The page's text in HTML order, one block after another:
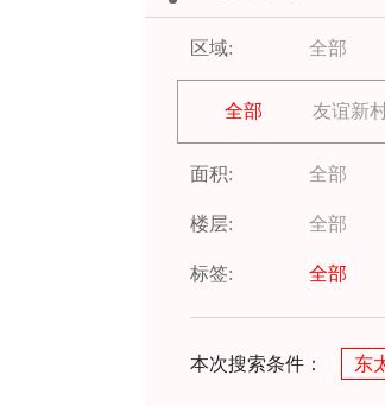
区域: 全部
全部 友谊新
面积: 全部
楼层: 全部
标签: 全部
本次搜索条件： 东